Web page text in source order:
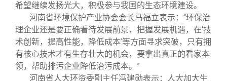
希望继续发扬光大，积极参与我国的生态环境建设。
河南省环境保护产业协会会长马福立表示：“环保治
理企业还是要正确看待发展前景，把握发展机遇，在‘技
术创新，提高性能，降低成本’等方面寻求突破，只有拥
有核心技术才有生存壮大的机会，要拿出真正的看家本
领，帮助排污企业降低治污成本。”
河南省人大环资委副主任冯建勋表示：人大加大生